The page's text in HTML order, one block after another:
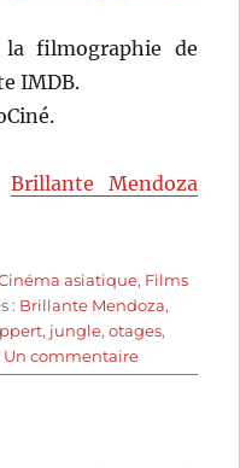
filmographie de
IMDB.
Brillante Mendoza
asiatique, Films
: Brillante Mendoza,
, jungle,otages,
Un commentairesur
Captive